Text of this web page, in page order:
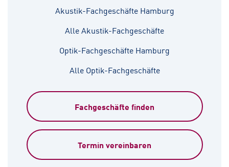
Akustik-Fachgeschäfte Hamburg
Alle Akustik-Fachgeschäfte
Optik-Fachgeschäfte Hamburg
Alle Optik-Fachgeschäfte
Fachgeschäfte finden
Termin vereinbaren